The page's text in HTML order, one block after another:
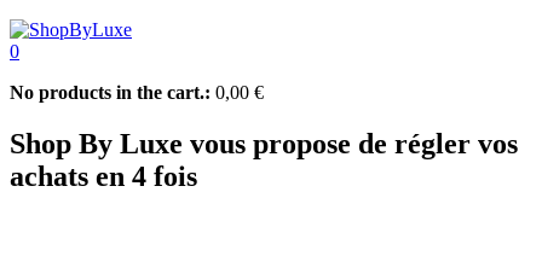
0
No products in the cart.: 0,00 €
Shop By Luxe vous propose de régler vos
achats en 4 fois